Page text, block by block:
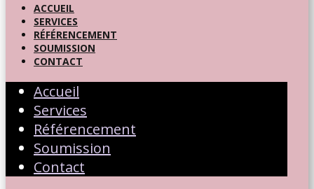
ACCUEIL
SERVICES
RÉFÉRENCEMENT
SOUMISSION
CONTACT
Accueil
Services
Référencement
Soumission
Contact